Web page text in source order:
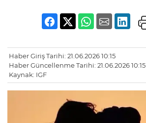
Haber Giriş Tarihi: 21.06.2026 10:15
Haber Güncellenme Tarihi: 21.06.2026 10:15
Kaynak: IGF